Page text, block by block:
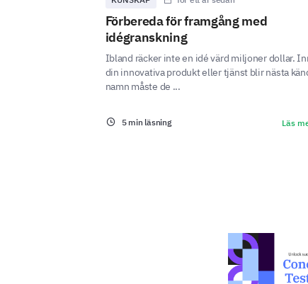
Förbereda för framgång med
idégranskning
Ibland räcker inte en idé värd miljoner dollar.
din innovativa produkt eller tjänst blir nästa
namn måste de ...
5 min läsning Läs